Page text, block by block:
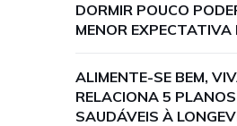
DORMIR POUCO
MENOR EXPECTATIVA
ALIMENTE-SE BEM,
RELACIONA 5
SAUDÁVEIS À